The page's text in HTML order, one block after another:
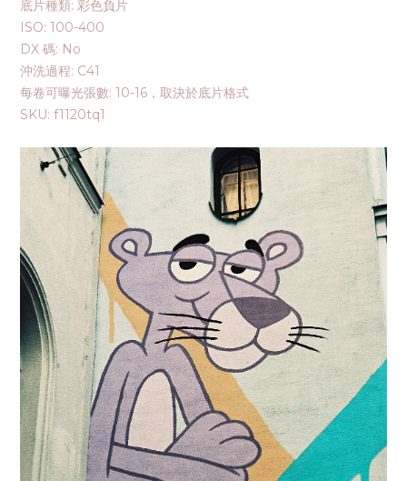
底片種類: 彩色負片
ISO: 100-400
DX 碼: No
沖洗過程: C41
每卷可曝光張數: 10-16，取決於底片格式
SKU: f1120tq1